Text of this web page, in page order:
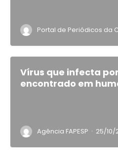
Portal de Periódicos da
Vírus que infecta
encontrado em
Agência FAPESP · 25/10/